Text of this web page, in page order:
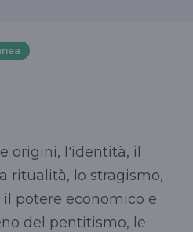
origini, l'identità, il
ritualità, lo stragismo,
potere economico e
del pentitismo, le